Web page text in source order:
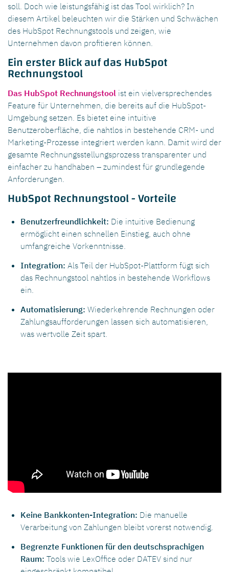
soll. Doch wie leistungsfähig ist das Tool wirklich? In
diesem Artikel beleuchten wir die Stärken und Schwächen
des HubSpot Rechnungstools und zeigen, wie
Unternehmen davon profitieren können.
Ein erster Blick auf das HubSpot
Rechnungstool
Das HubSpot Rechnungstool ist ein vielversprechendes
Feature für Unternehmen, die bereits auf die HubSpot-
Umgebung setzen. Es bietet eine intuitive
Benutzeroberfläche, die nahtlos in bestehende CRM- und
Marketing-Prozesse integriert werden kann. Damit wird der
gesamte Rechnungsstellungsprozess transparenter und
einfacher zu handhaben – zumindest für grundlegende
Anforderungen.
HubSpot Rechnungstool - Vorteile
Benutzerfreundlichkeit: Die intuitive Bedienung
ermöglicht einen schnellen Einstieg, auch ohne
umfangreiche Vorkenntnisse.
Integration: Als Teil der HubSpot-Plattform fügt sich
das Rechnungstool nahtlos in bestehende Workflows
ein.
Automatisierung: Wiederkehrende Rechnungen oder
Zahlungsaufforderungen lassen sich automatisieren,
was wertvolle Zeit spart.
Keine Bankkonten-Integration: Die manuelle
Verarbeitung von Zahlungen bleibt vorerst notwendig.
Begrenzte Funktionen für den deutschsprachigen
Raum: Tools wie LexOffice oder DATEV sind nur